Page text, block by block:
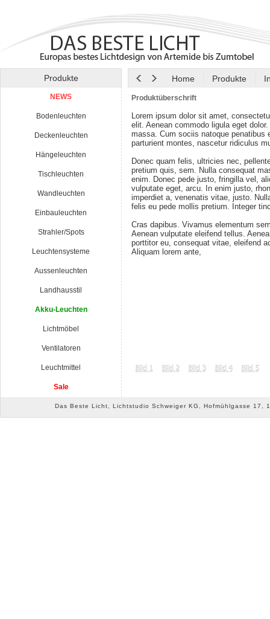
Produkte Home Produkte
NEWS
Bodenleuchten
Deckenleuchten
Hängeleuchten
Tischleuchten
Wandleuchten
Einbauleuchten
Strahler/Spots
Leuchtensysteme
Aussenleuchten
Landhausstil
Akku-Leuchten
Lichtmöbel
Ventilatoren
Leuchtmittel
Sale
Produktüberschrift
Lorem ipsum dolor sit amet,
elit. Aenean commodo ligula eget dolor.
massa. Cum sociis natoque penatibus
parturient montes, nascetur ridiculus
Donec quam felis, ultricies nec,
pretium quis, sem. Nulla consequat
enim. Donec pede justo, fringilla vel,
vulputate eget, arcu. In enim justo,
imperdiet a, venenatis vitae, justo.
felis eu pede mollis pretium. Integer
Cras dapibus. Vivamus elementum
Aenean vulputate eleifend tellus.
porttitor eu, consequat vitae, eleifend
Aliquam lorem ante,
Das Beste Licht, Lichtstudio Schweiger KG, Hofmühlgasse